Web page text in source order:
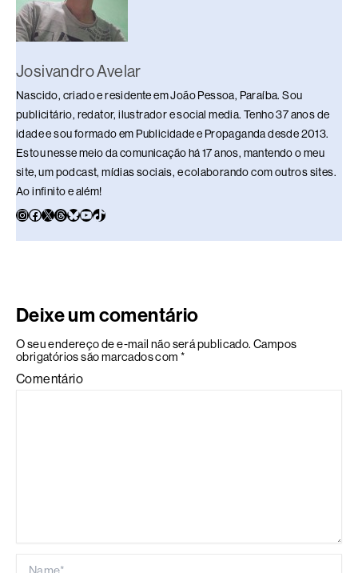
Josivandro Avelar
Nascido, criado e residente em João Pessoa, Paraíba. Sou
publicitário, redator, ilustrador e social media. Tenho 37 anos de
idade e sou formado em Publicidade e Propaganda desde 2013.
Estou nesse meio da comunicação há 17 anos, mantendo o meu
site, um podcast, mídias sociais, e colaborando com outros sites.
Ao infinito e além!
Deixe um comentário
O seu endereço de e-mail não será publicado. Campos
obrigatórios são marcados com *
Comentário